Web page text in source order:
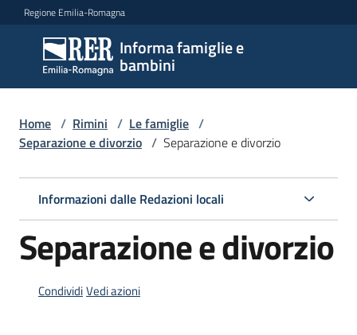
Vai al contenuto
Vai alla navigazione
Vai al footer
Regione Emilia-Romagna
Informa famiglie e
bambini
Informa
famiglie
e
bambini
Argomenti
Servizi
Centri
Home / Rimini / Le famiglie /
Separazione e divorzio / Separazione e divorzio
Informazioni dalle Redazioni locali
Separazione e divorzio
CondividiVedi azioni